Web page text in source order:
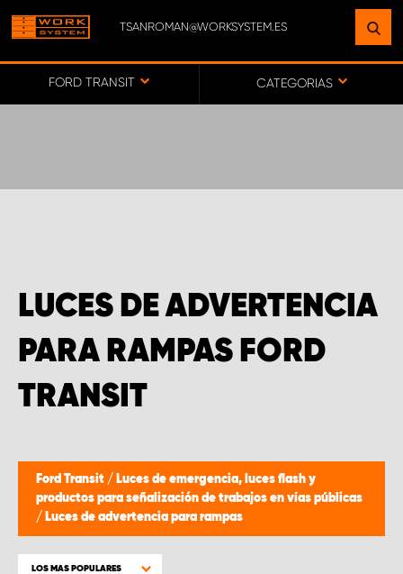
TSANROMAN@WORKSYSTEM.ES
FORD TRANSIT CATEGORIAS
LUCES DE ADVERTENCIA
PARA RAMPAS FORD
TRANSIT
Ford Transit / Luces de emergencia, luces flash y
productos para señalización de trabajos en vías públicas
/ Luces de advertencia para rampas
LOS MAS POPULARES
ENCUENTRE UNA INSTALACIÓN
CERCA DE USTED